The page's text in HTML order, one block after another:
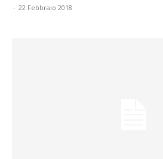
- 22 Febbraio 2018